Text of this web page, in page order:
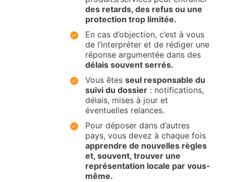
des retards, des refus ou une
protection trop limitée.
En cas d’objection, c’est à vous
de l’interpréter et de rédiger une
réponse argumentée dans des
délais souvent serrés.
Vous êtes seul responsable du
suivi du dossier : notifications,
délais, mises à jour et
éventuelles relances.
Pour déposer dans d’autres
pays, vous devez à chaque fois
apprendre de nouvelles règles
et, souvent, trouver une
représentation locale par vous-
même.